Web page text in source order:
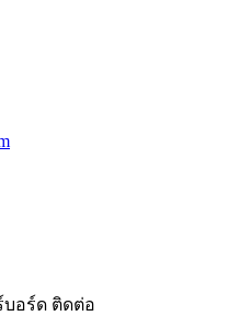
อร์ด ติดต่อ